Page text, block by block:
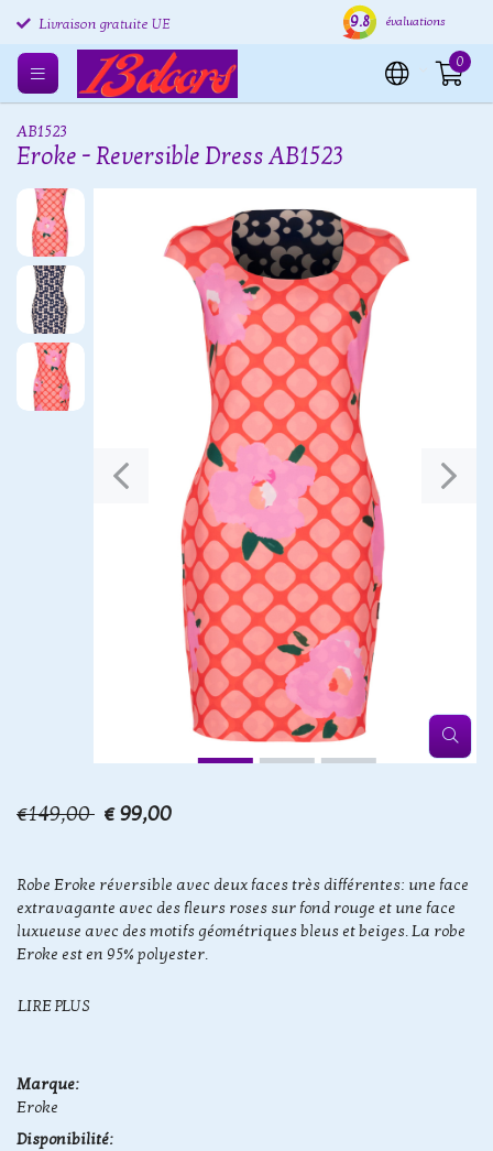
Retours gratuits UE Expédition sous 24 heures
9.8 évaluations
0
AB1523
Eroke - Reversible Dress AB1523
€149,00 € 99,00
Robe Eroke réversible avec deux faces très différentes: une face
extravagante avec des fleurs roses sur fond rouge et une face
luxueuse avec des motifs géométriques bleus et beiges. La robe
Eroke est en 95% polyester.
LIRE PLUS
Marque:
Eroke
Disponibilité: